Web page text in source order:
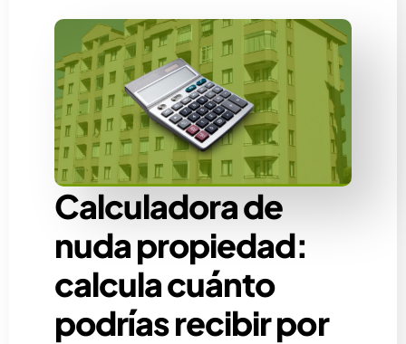
Calculadora de
nuda propiedad:
calcula cuánto
podrías recibir por